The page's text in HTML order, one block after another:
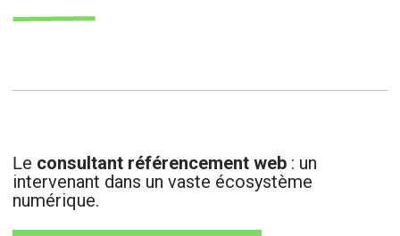
Le consultant référencement web : un
intervenant dans un vaste écosystème
numérique.